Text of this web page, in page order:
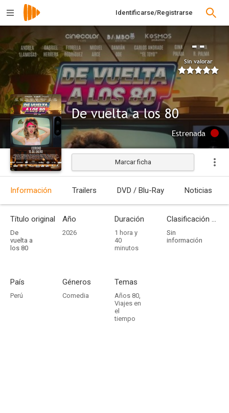
Identificarse/Registrarse
--
Sin valorar
De vuelta a los 80
Estrenada
Marcar ficha
Información Trailers DVD / Blu-Ray Noticias
Título original
De
vuelta a
los 80
Año
2026
Duración
1 hora y
40
minutos
Clasificación por edades
Sin
información
País
Perú
Géneros
Comedia
Temas
Años 80,
Viajes en
el
tiempo